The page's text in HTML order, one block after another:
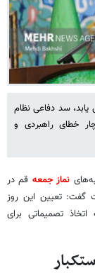
سد دفاعی نظام
خطای راهبردی و
نماز جمعه قم در
گفت: تعیین این روز
تصمیماتی برای